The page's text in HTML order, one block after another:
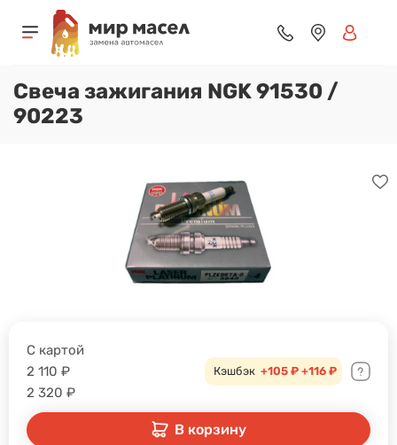
Свеча зажигания NGK 91530 /
90223
С картой
2 110 ₽
2 320 ₽
Кэшбэк +105 ₽ +116 ₽
В корзину